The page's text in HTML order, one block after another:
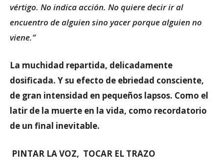
vértigo. No indica acción. No quiere decir ir al
encuentro de alguien sino yacer porque alguien no
viene.”
La muchidad repartida, delicadamente
dosificada. Y su efecto de ebriedad consciente,
de gran intensidad en pequeños lapsos. Como el
latir de la muerte en la vida, como recordatorio
de un final inevitable.
PINTAR LA VOZ, TOCAR EL TRAZO